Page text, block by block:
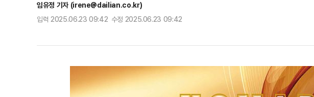
임유정 기자 (irene@dailian.co.kr)
입력 2025.06.23 09:42 수정 2025.06.23 09:42